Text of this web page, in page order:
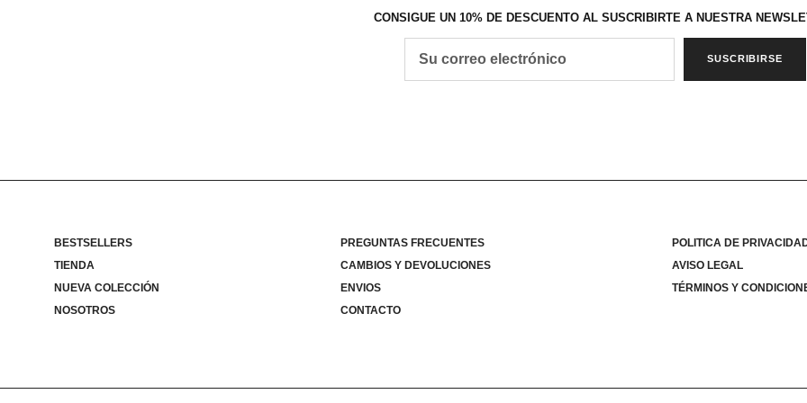
CONSIGUE UN 10% DE DESCUENTO AL SUSCRIBIRTE A NUESTRA
SUSCRIBIRSE
BESTSELLERS
TIENDA
NUEVA COLECCIÓN
NOSOTROS
PREGUNTAS FRECUENTES
CAMBIOS Y DEVOLUCIONES
ENVIOS
CONTACTO
POLITICA DE
AVISO LEGAL
TÉRMINOS Y